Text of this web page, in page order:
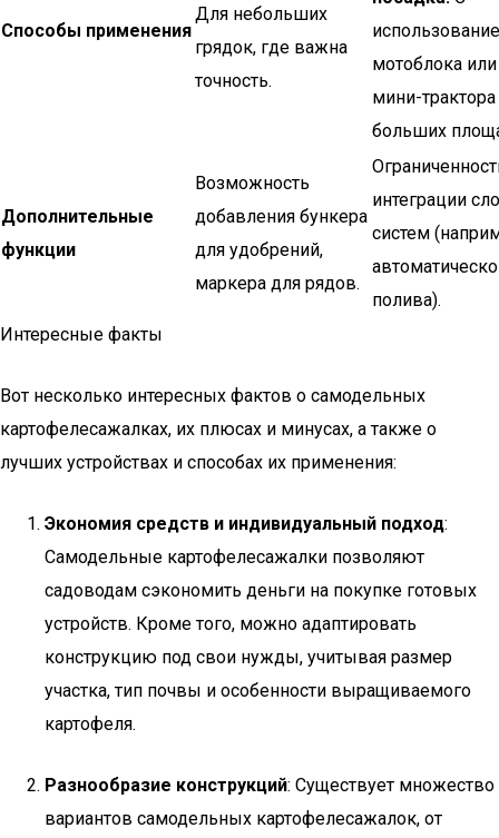
Способы применения
Для небольших
грядок, где важна
точность.
мотоблока или
мини-
больших
Дополнительные
функции
Возможность
добавления бункера
для удобрений,
маркера для рядов.
интеграции
систем
полива).
Интересные факты
Вот несколько интересных фактов о самодельных
картофелесажалках, их плюсах и минусах, а также о
лучших устройствах и способах их применения:
Экономия средств и индивидуальный подход:
Самодельные картофелесажалки позволяют
садоводам сэкономить деньги на покупке готовых
устройств. Кроме того, можно адаптировать
конструкцию под свои нужды, учитывая размер
участка, тип почвы и особенности выращиваемого
картофеля.
Разнообразие конструкций: Существует множество
вариантов самодельных картофелесажалок, от